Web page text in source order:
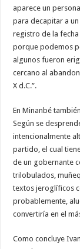
aparece un
para decapitar a
registro de la fecha
porque podemos
algunos fueron
cercano al
X d.C.”.
En Minanbé
Según se
intencionalmente
partido, el cual
de un gobernante
trilobulados,
textos jeroglíficos
probablemente,
convertiría en el
Como concluye